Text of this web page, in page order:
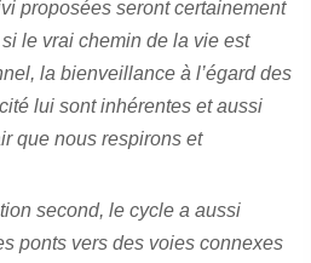
proposées seront certainement
le vrai chemin de la vie est
la bienveillance à l’égard des
lui sont inhérentes et aussi
que nous respirons et
second, le cycle a aussi
ponts vers des voies connexes